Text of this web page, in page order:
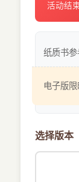
活动结
纸质书参
电子版
选择版本